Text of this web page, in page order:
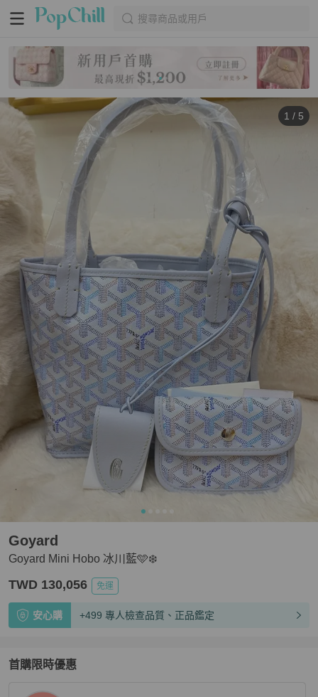
搜尋商品或用戶
1 / 5
Goyard Mini Hobo 冰川藍🩵❄️
Goyard
TWD 130,056 免運
安心購 +499 專人檢查品質、正品鑑定
首購限時優惠